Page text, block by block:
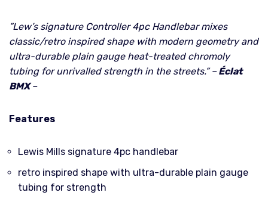
”Lew’s signature Controller 4pc Handlebar mixes
classic/retro inspired shape with modern geometry and
ultra-durable plain gauge heat-treated chromoly
tubing for unrivalled strength in the streets.” –Éclat
BMX–
Features
Lewis Mills signature 4pc handlebar
retro inspired shape with ultra-durable plain gauge
tubing for strength